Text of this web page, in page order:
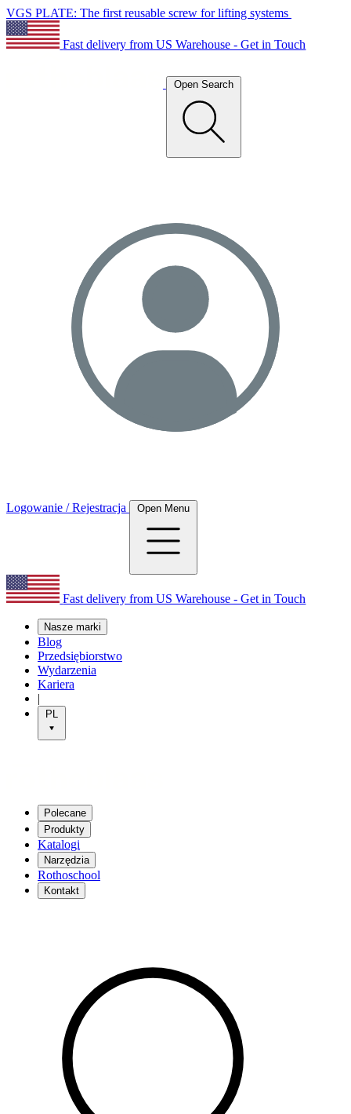
VGS PLATE: The first reusable screw for lifting systems
Fast delivery from US Warehouse - Get in Touch
Open Search
Logowanie / Rejestracja Open Menu
Fast delivery from US Warehouse - Get in Touch
Nasze marki
Blog
Przedsiębiorstwo
Wydarzenia
Kariera
|
PL
Polecane
Produkty
Katalogi
Narzędzia
Rothoschool
Kontakt